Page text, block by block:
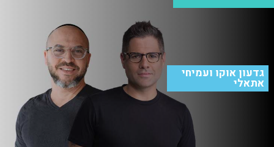
גדעון אוקו ועמיחי
אתאלי